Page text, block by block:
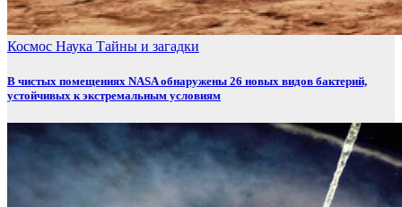
Космос Наука Тайны и загадки
В чистых помещениях NASA обнаружены 26 новых видов бактерий,
устойчивых к экстремальным условиям